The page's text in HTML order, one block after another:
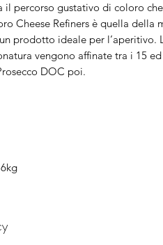
il percorso gustativo di coloro
Cheese Refiners è quella della
prodotto ideale per l’aperitivo.
vengono affinate tra i 15
DOC poi.